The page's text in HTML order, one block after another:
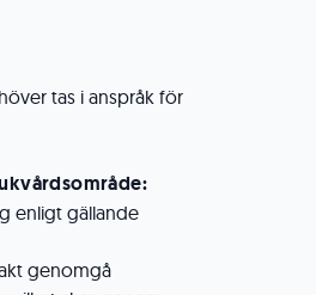
tas i anspråk för
enligt gällande
genomgå